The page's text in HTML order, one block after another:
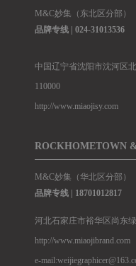
M&C妙集（东北区分部）
品牌专线 | 024-31013536
中国辽宁省沈阳市沈河区
110000
http://www.miaojisy.com
ROCKHOMETOWN
M&C妙集（华北区分部）
品牌专线 | 18701012817
河北石家庄市裕华区尚东
http://www.miaojibrand.com
e-